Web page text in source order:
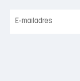
mailadres